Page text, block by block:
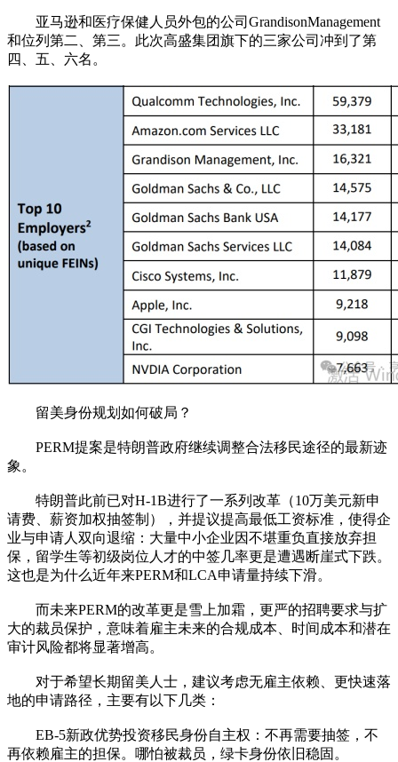
亚马逊和医疗保健人员外包的公司GrandisonManagement
和位列第二、第三。此次高盛集团旗下的三家公司冲到了第
四、五、六名。
留美身份规划如何破局？
PERM提案是特朗普政府继续调整合法移民途径的最新迹
象。
特朗普此前已对H-1B进行了一系列改革（10万美元新申
请费、薪资加权抽签制），并提议提高最低工资标准，使得企
业与申请人双向退缩：大量中小企业因不堪重负直接放弃担
保，留学生等初级岗位人才的中签几率更是遭遇断崖式下跌。
这也是为什么近年来PERM和LCA申请量持续下滑。
而未来PERM的改革更是雪上加霜，更严的招聘要求与扩
大的裁员保护，意味着雇主未来的合规成本、时间成本和潜在
审计风险都将显著增高。
对于希望长期留美人士，建议考虑无雇主依赖、更快速落
地的申请路径，主要有以下几类：
EB-5新政优势投资移民身份自主权：不再需要抽签，不
再依赖雇主的担保。哪怕被裁员，绿卡身份依旧稳固。